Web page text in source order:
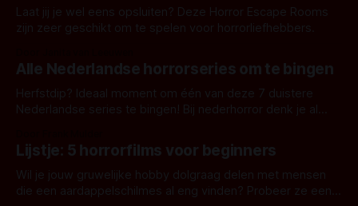
Laat jij je wel eens opsluiten? Deze Horror Escape Rooms
zijn zeer geschikt om te spelen voor horrorliefhebbers.
Alle Nederlandse horrorseries om te bingen
Herfstdip? Ideaal moment om één van deze 7 duistere
Nederlandse series te bingen! Bij nederhorror denk je al
Amsterdamned of The Johnsons. Maar Nederlandse horror
is niet beperkt tot films. Hier een aantal Nederlandse tv-
series uit het duistere of horrorgenre. Als
Lijstje: 5 horrorfilms voor beginners
Wil je jouw gruwelijke hobby dolgraag delen met mensen
die een aardappelschilmes al eng vinden? Probeer ze eens